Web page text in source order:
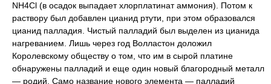
NH4Cl (в осадок выпадает хлорплатинат аммония). Потом к
раствору был добавлен цианид ртути, при этом образовался
цианид палладия. Чистый палладий был выделен из цианида
нагреванием. Лишь через год Волластон доложил
Королевскому обществу о том, что им в сырой платине
обнаружены палладий и еще один новый благородный металл
— родий. Само название нового элемента — палладий